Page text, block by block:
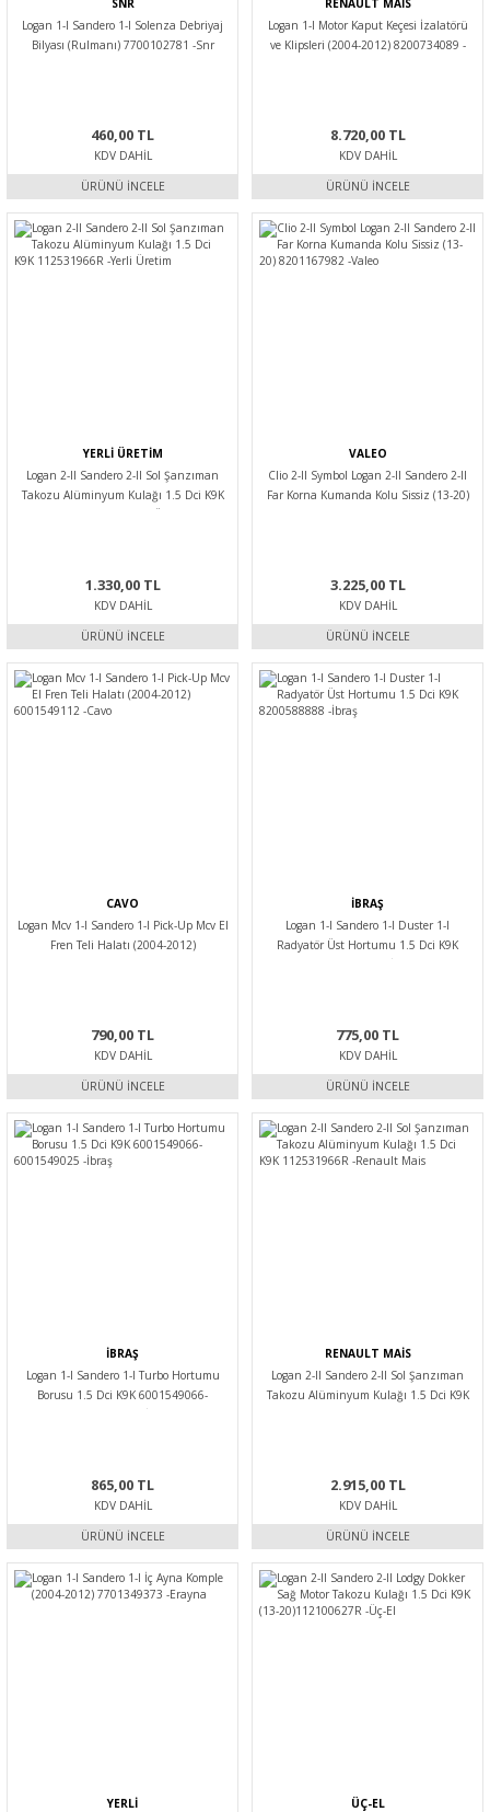
SNR
Logan 1-I Sandero 1-I Solenza Debriyaj
Bilyası (Rulmanı) 7700102781 -Snr
460,00 TL
KDV DAHIL
ÜRÜNÜ İNCELE
RENAULT MAİS
Logan 1-I Motor Kaput Keçesi İzalatörü
ve Klipsleri (2004-2012) 8200734089 -
8.720,00 TL
KDV DAHIL
ÜRÜNÜ İNCELE
YERLİ ÜRETİM
Logan 2-II Sandero 2-II Sol Şanzıman
Takozu Alüminyum Kulağı 1.5 Dci K9K
1.330,00 TL
KDV DAHIL
ÜRÜNÜ İNCELE
VALEO
Clio 2-II Symbol Logan 2-II Sandero 2-II
Far Korna Kumanda Kolu Sissiz (13-20)
3.225,00 TL
KDV DAHIL
ÜRÜNÜ İNCELE
CAVO
Logan Mcv 1-I Sandero 1-I Pick-Up Mcv El
Fren Teli Halatı (2004-2012)
790,00 TL
KDV DAHIL
ÜRÜNÜ İNCELE
İBRAŞ
Logan 1-I Sandero 1-I Duster 1-I
Radyatör Üst Hortumu 1.5 Dci K9K
775,00 TL
KDV DAHIL
ÜRÜNÜ İNCELE
İBRAŞ
Logan 1-I Sandero 1-I Turbo Hortumu
Borusu 1.5 Dci K9K 6001549066-
865,00 TL
KDV DAHIL
ÜRÜNÜ İNCELE
RENAULT MAİS
Logan 2-II Sandero 2-II Sol Şanzıman
Takozu Alüminyum Kulağı 1.5 Dci K9K
2.915,00 TL
KDV DAHIL
ÜRÜNÜ İNCELE
YERLİ
ÜÇ-EL